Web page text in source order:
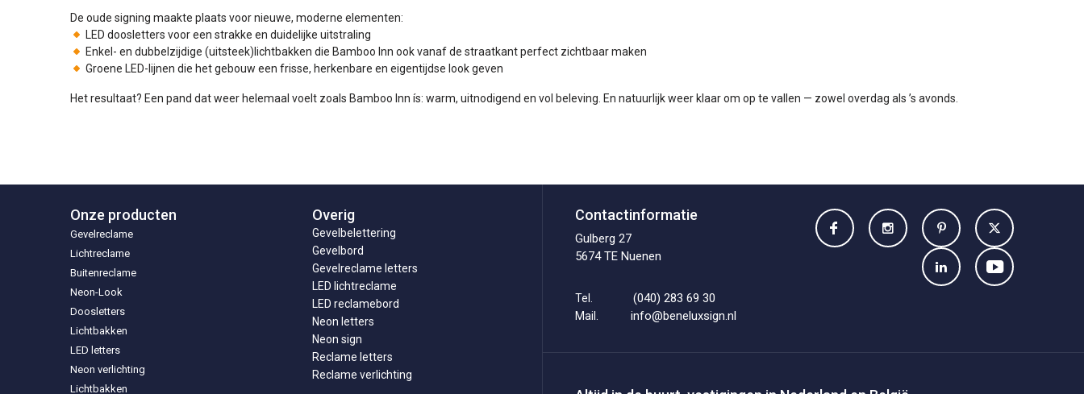
De oude signing maakte plaats voor nieuwe, moderne elementen:
LED doosletters voor een strakke en duidelijke uitstraling
Enkel- en dubbelzijdige (uitsteek)lichtbakken die Bamboo Inn ook vanaf de straatkant perfect zichtbaar maken
Groene LED-lijnen die het gebouw een frisse, herkenbare en eigentijdse look geven
Het resultaat? Een pand dat weer helemaal voelt zoals Bamboo Inn ís: warm, uitnodigend en vol beleving. En natuurlijk weer klaar om op te vallen — zowel overdag als ’s avonds.
Onze producten
Gevelreclame
Lichtreclame
Buitenreclame
Neon-Look
Doosletters
Lichtbakken
LED letters
Neon verlichting
Lichtbakken
Overig
Gevelbelettering
Gevelbord
Gevelreclame letters
LED lichtreclame
LED reclamebord
Neon letters
Neon sign
Reclame letters
Reclame verlichting
Contactinformatie
Gulberg 27
5674 TE Nuenen
Tel. (040) 283 69 30
Mail. info@beneluxsign.nl